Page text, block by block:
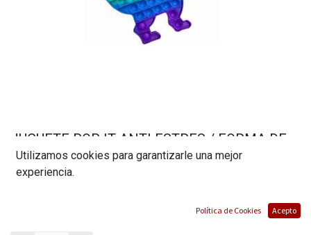
JUGUETE POP IT ANTI ESTRES / FORMA DE
DINOSAURIO
Utilizamos cookies para garantizarle una mejor
experiencia.
Política de Cookies Acepto